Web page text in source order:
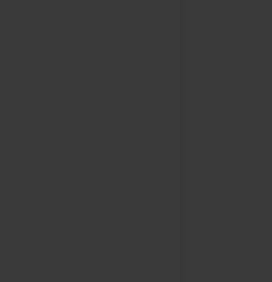
وبدون تخطيط سليم، ننفق المال
أمرٌ أثبتناه لأننا نفعل ذلك منذ
الشيء نفسه، لكنهم يدركون
حان "حيث نحتاج إلى التخطيط
وإلا فإن الدولة ستكتفي